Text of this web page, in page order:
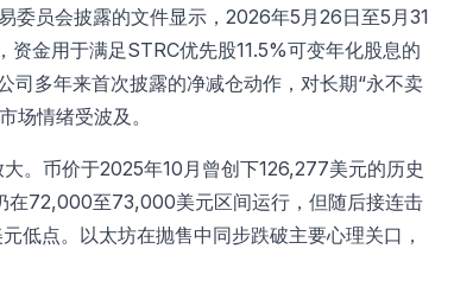
委员会披露的文件显示，2026年5月26日至5月31
金用于满足STRC优先股11.5%可变年化股息的
司多年来首次披露的净减仓动作，对长期“永不卖
场情绪受波及。
。币价于2025年10月曾创下126,277美元的历史
在72,000至73,000美元区间运行，但随后接连击
低点。以太坊在抛售中同步跌破主要心理关口，